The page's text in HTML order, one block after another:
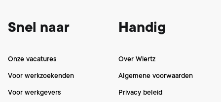
Snel naar
Onze vacatures
Voor werkzoekenden
Voor werkgevers
Handig
Over Wiertz
Algemene voorwaarden
Privacy beleid